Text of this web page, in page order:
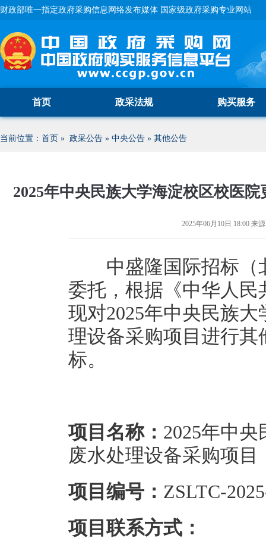
财政部唯一指定政府采购信息网络发布媒体 国家级政府采购专业网站
首页 政采法规 购买服务
当前位置： 首页 » 政采公告 » 中央公告 » 其他公告
2025年中央民族大学海淀校区校医
2025年06月10日 18:00 来
中盛隆国际招标（
委托，根据《中华人
现对2025年中央民族
理设备采购项目进行
标。
项目名称： 2025年中
废水处理设备采购项目
项目编号： ZSLTC-
项目联系方式：